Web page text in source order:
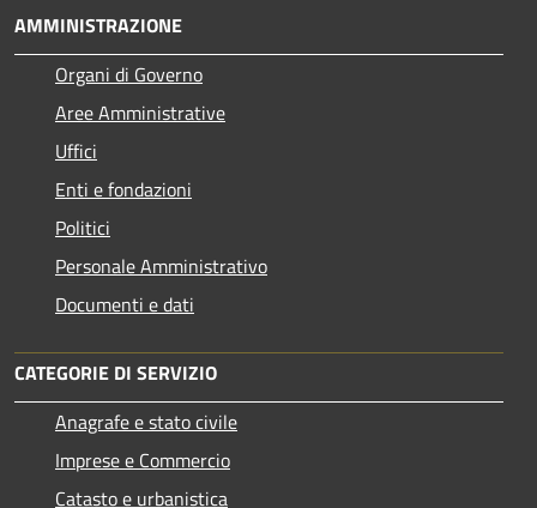
AMMINISTRAZIONE
Organi di Governo
Aree Amministrative
Uffici
Enti e fondazioni
Politici
Personale Amministrativo
Documenti e dati
CATEGORIE DI SERVIZIO
Anagrafe e stato civile
Imprese e Commercio
Catasto e urbanistica